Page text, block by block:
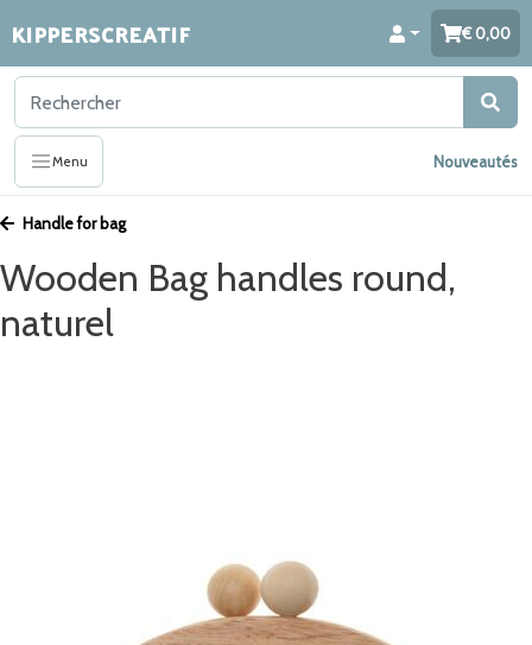
KIPPERSCREATIF 0,00
Menu Nouveautés
Handle for bag
Wooden Bag handles round,
naturel